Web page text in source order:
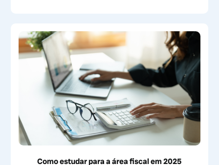
Como estudar para a área fiscal em 2025